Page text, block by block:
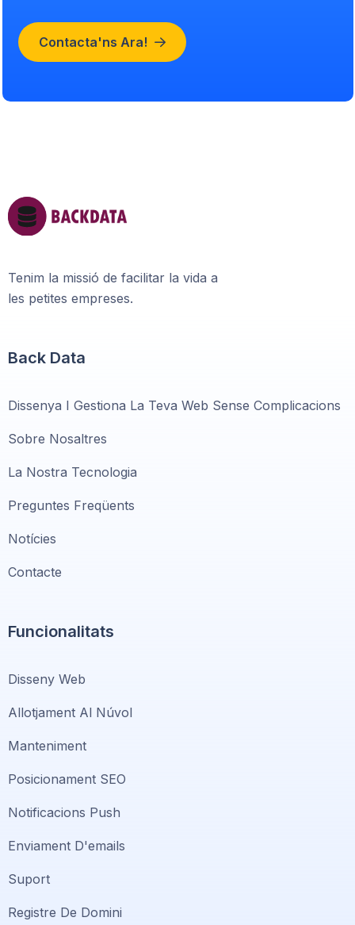
Contacta'ns Ara!
Tenim la missió de facilitar la vida a
les petites empreses.
Back Data
Dissenya I Gestiona La Teva Web Sense Complicacions
Sobre Nosaltres
La Nostra Tecnologia
Preguntes Freqüents
Notícies
Contacte
Funcionalitats
Disseny Web
Allotjament Al Núvol
Manteniment
Posicionament SEO
Notificacions Push
Enviament D'emails
Suport
Registre De Domini